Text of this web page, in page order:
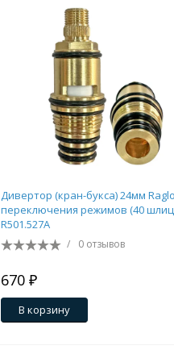
Дивертор (кран-букса) 24мм Raglo
переключения режимов (40
R501.527A
/ 0 отзывов
670 ₽
В корзину